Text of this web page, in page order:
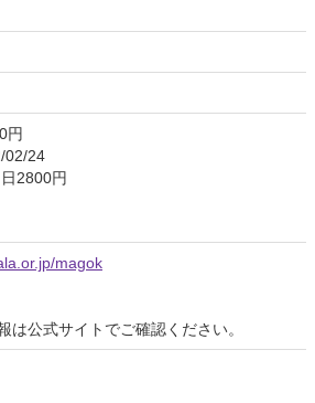
円
02/24
2800円
magok
は公式サイトでご確認ください。